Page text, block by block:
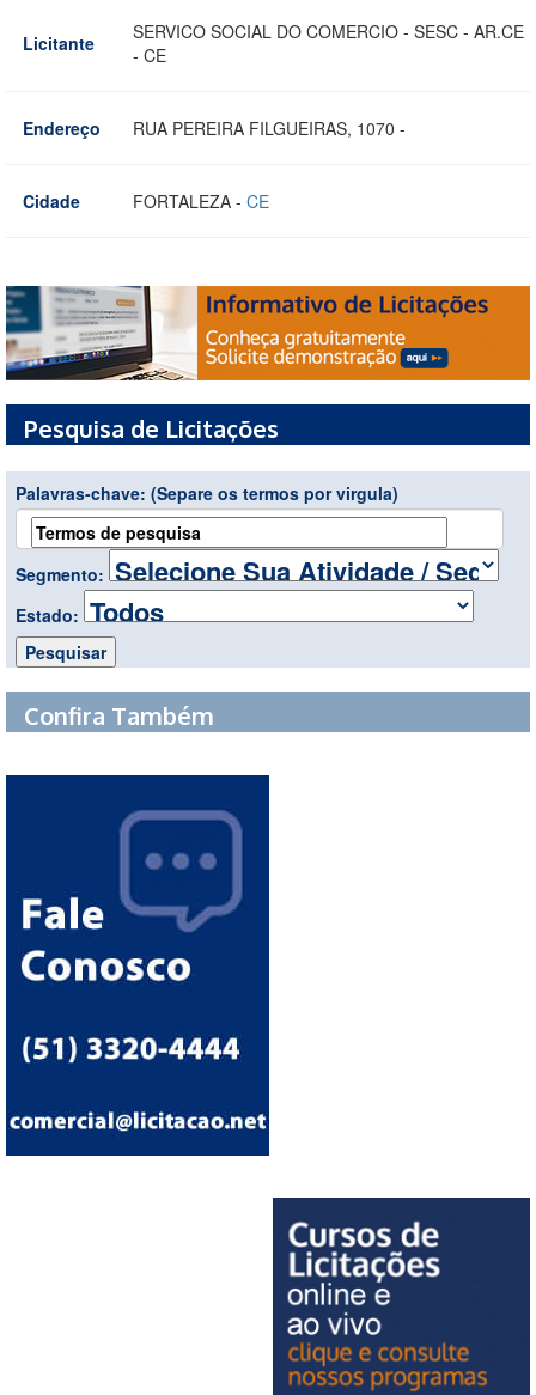
Licitante
SERVICO SOCIAL DO COMERCIO - SESC - AR.CE
- CE
Endereço RUA PEREIRA FILGUEIRAS, 1070 -
Cidade FORTALEZA - CE
Pesquisa de Licitações
Palavras-chave: (Separe os termos por virgula)
Segmento:
Estado:
Confira Também